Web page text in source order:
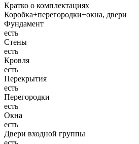
Кратко о комплектациях
Коробка+перегородки+окна, двери
Фундамент
есть
Стены
есть
Кровля
есть
Перекрытия
есть
Перегородки
есть
Окна
есть
Двери входной группы